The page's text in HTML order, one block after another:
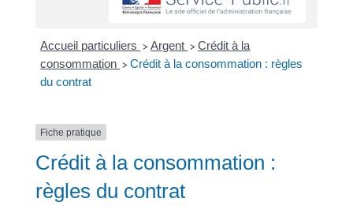
Accueil particuliers > Argent > Crédit à la
consommation > Crédit à la consommation : règles
du contrat
Fiche pratique
Crédit à la consommation :
règles du contrat